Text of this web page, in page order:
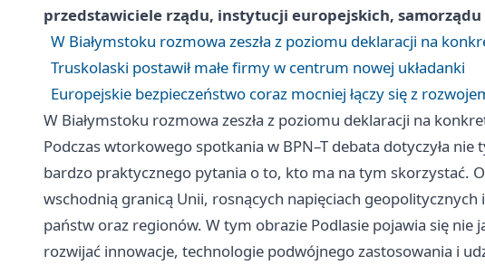
przedstawiciele rządu, instytucji europejskich, samorządu
W Białymstoku rozmowa zeszła z poziomu deklaracji na
Truskolaski postawił małe firmy w centrum nowej układanki
Europejskie bezpieczeństwo coraz mocniej łączy się z
W Białymstoku rozmowa zeszła z poziomu deklaracji na
Podczas wtorkowego spotkania w BPN–T debata dotyczyła
bardzo praktycznego pytania o to, kto ma na tym skorzystać.
wschodnią granicą Unii, rosnących napięciach
państw oraz regionów. W tym obrazie Podlasie pojawia się nie
rozwijać innowacje, technologie podwójnego zastosowania i